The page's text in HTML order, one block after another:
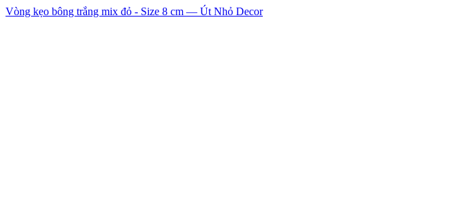
Vòng kẹo bông trắng mix đỏ - Size 8 cm — Út Nhỏ Decor